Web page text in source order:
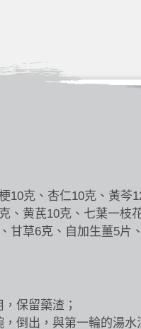
10克、杏仁10克、黃芩
、黄芪10克、七葉一枝
甘草6克、自加生薑5片
保留藥渣；
倒出，與第一輪的湯水